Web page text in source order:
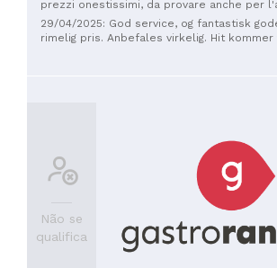
prezzi onestissimi, da provare anche per
passa in zona
29/04/2025: God service, og fantastisk
rimelig pris. Anbefales virkelig. Hit
Não se
qualifica